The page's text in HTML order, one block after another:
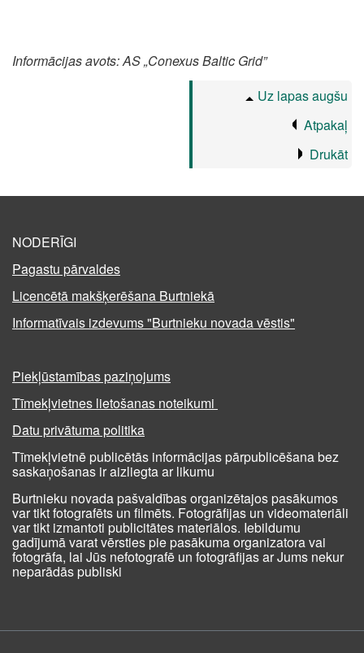
Informācijas avots: AS „Conexus Baltic Grid”
Uz lapas augšu
Atpakaļ
Drukāt
NODERĪGI
Pagastu pārvaldes
Licencētā makšķerēšana Burtniekā
Informatīvais izdevums "Burtnieku novada vēstis"
Piekļūstamības paziņojums
Tīmekļvietnes lietošanas noteikumi
Datu privātuma politika
Tīmekļvietnē publicētās informācijas pārpublicēšana bez
saskaņošanas ir aizliegta ar likumu
Burtnieku novada pašvaldības organizētajos pasākumos
var tikt fotografēts un filmēts. Fotogrāfijas un videomateriāli
var tikt izmantoti publicitātes materiālos. Iebildumu
gadījumā varat vērsties pie pasākuma organizatora vai
fotogrāfa, lai Jūs nefotografē un fotogrāfijas ar Jums nekur
neparādās publiski